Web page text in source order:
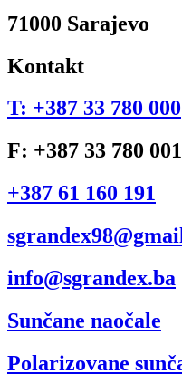
71000 Sarajevo
Kontakt
T: +387 33 780 000
F: +387 33 780 001
+387 61 160 191
info@sgrandex.ba
Sunčane naočale
Polarizovane